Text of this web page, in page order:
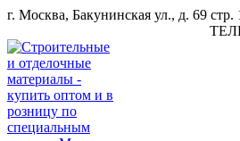
Перейти
содержанию
г. Москва, Бакунинская ул., д. 69 стр.